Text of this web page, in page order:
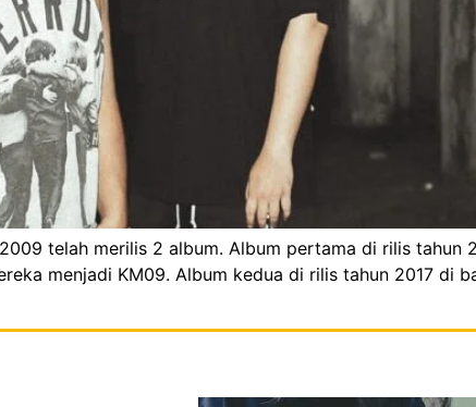
telah merilis 2 album. Album pertama di rilis tahun
menjadi KM09. Album kedua di rilis tahun 2017 di